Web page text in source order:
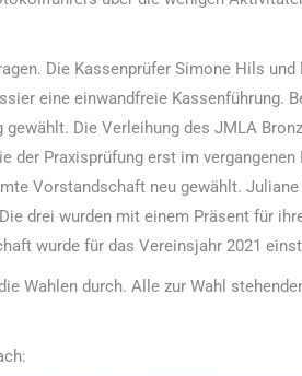
Die Kassenprüfer Simone Hils
eine einwandfreie Kassenführung.
Die Verleihung des JMLA
der Praxisprüfung erst im
Vorstandschaft neu gewählt.
drei wurden mit einem Präsent für
wurde für das Vereinsjahr 2021
Wahlen durch. Alle zur Wahl